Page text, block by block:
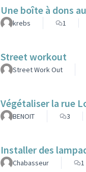
Une boîte à dons
krebs 1
Street workout
Street Work Out
Végétaliser la rue
BENOIT 3
Installer des
Chabasseur 1